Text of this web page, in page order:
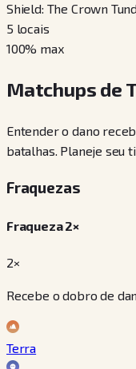
Shield: The Crown
5 locais
100% max
Matchups de
Entender o dano
batalhas. Planeje seu
Fraquezas
Fraqueza 2×
2×
Recebe o dobro de
Terra